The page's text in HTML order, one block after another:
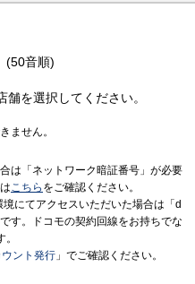
(50音順)
を選択してください。
ません。
は「ネットワーク暗証番号」が必要
こちら をご確認ください。
にてアクセスいただいた場合は「d
す。ドコモの契約回線をお持ちでな
ント発行 」でご確認ください。